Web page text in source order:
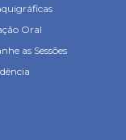
Oral
as Sessões